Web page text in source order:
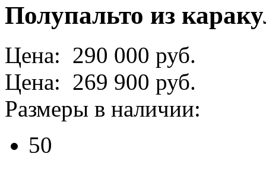
Полупальто из
Цена: 290 000 руб.
Цена: 269 900 руб.
Размеры в наличии:
50